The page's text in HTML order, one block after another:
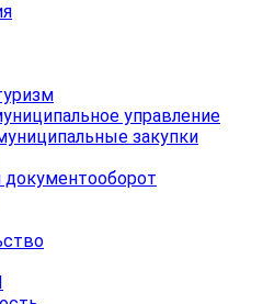
управление
закупки